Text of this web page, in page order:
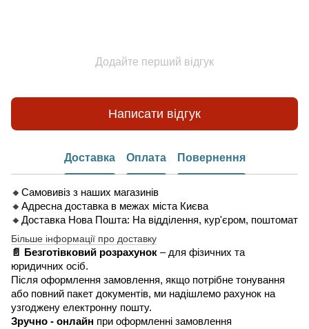
Додайте перший відгук
Написати відгук
Доставка Оплата Повернення
🔸Самовивіз з наших магазинів
🔸Адресна доставка в межах міста Києва
🔸Доставка Нова Пошта: На відділення, кур'єром, поштомат
Більше інформації про доставку
📄 Безготівковий розрахунок – для фізичних та
юридичних осіб.
Після оформлення замовлення, якщо потрібне тонування
або повний пакет документів, ми надішлемо рахунок на
узгоджену електронну пошту.
Зручно - онлайн при оформленні замовлення